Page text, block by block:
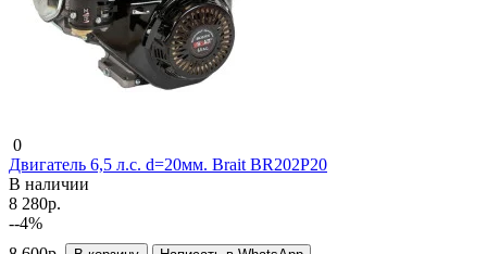
0
Двигатель 6,5 л.c. d=20мм. Brait BR202P20
В наличии
8 280р.
--4%